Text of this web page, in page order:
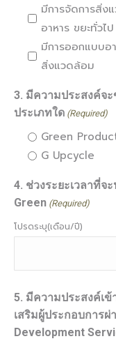
มีการจัดการสิ่ง
อาหาร ขยะทั่วไ
มีการออกแบบอ
สิ่งแวดล้อม
3. มีความประสงค์จ
ประเภทใด (Required)
Green
G Upcycle
4. ช่วงระยะเวลาที่จ
Green (Required)
โปรดระบุ(เดือน/ปี)
5. มีความประสงค์เ
เสริมผู้ประกอบการผ่
Development